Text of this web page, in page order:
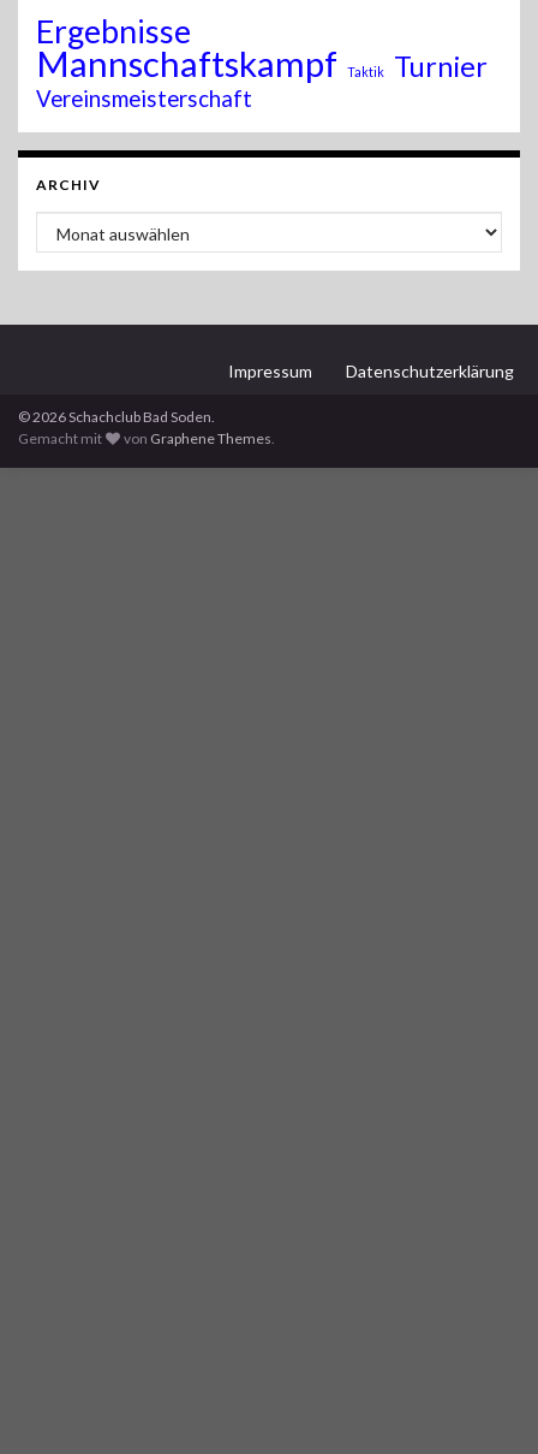
Ergebnisse
Mannschaftskampf Taktik Turnier
Vereinsmeisterschaft
ARCHIV
Archiv
Impressum Datenschutzerklärung
© 2026 Schachclub Bad Soden.
Gemacht mit
von Graphene Themes.